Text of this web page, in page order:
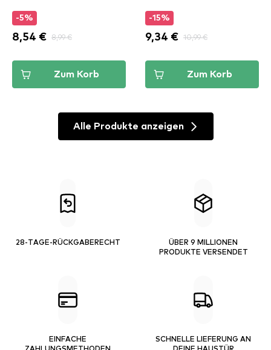
-5%
8,54 € 8,99 €
Zum Korb
-15%
9,34 € 10,99 €
Zum Korb
Alle Produkte anzeigen
28-TAGE-RÜCKGABERECHT
ÜBER 9 MILLIONEN
PRODUKTE VERSENDET
EINFACHE
SCHNELLE LIEFERUNG AN